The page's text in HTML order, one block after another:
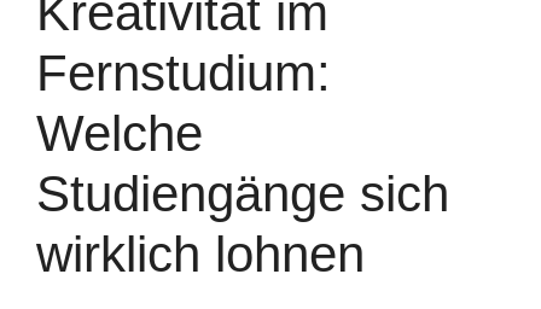
Kreativität im
Fernstudium:
Welche
Studiengänge sich
wirklich lohnen